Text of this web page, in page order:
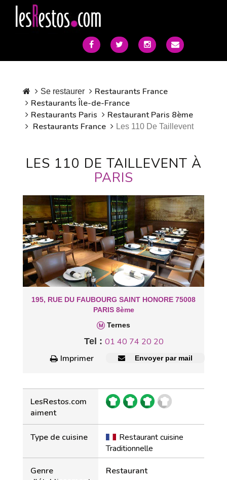
Se restaurer
Restaurants France
Restaurants Île-de-France
Restaurants Paris
Restaurant Paris 8ème
Restaurants France
Les 110 De Taillevent
LES 110 DE TAILLEVENT À
PARIS
195, RUE DU FAUBOURG SAINT HONORE 75008
PARIS 8ème
Ternes
Tel : 01 40 74 20 20
Imprimer
Envoyer par mail
LesRestos.com
aiment
Type de cuisine
Restaurant cuisine
Traditionnelle
Genre
Restaurant